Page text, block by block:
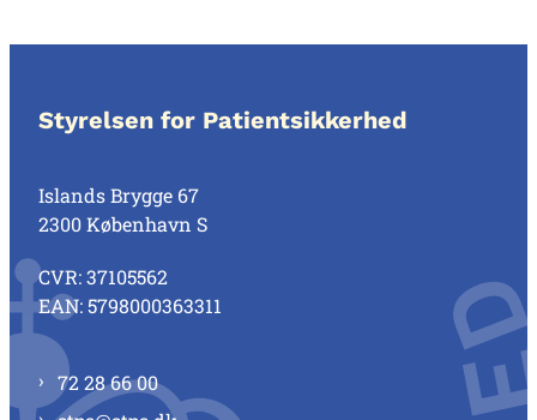
Styrelsen for Patientsikkerhed
Islands Brygge 67
2300 København S
CVR: 37105562
EAN: 5798000363311
72 28 66 00